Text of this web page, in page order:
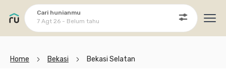
Cari hunianmu
7 Agt 26 - Belum tahu
Home Bekasi Bekasi Selatan